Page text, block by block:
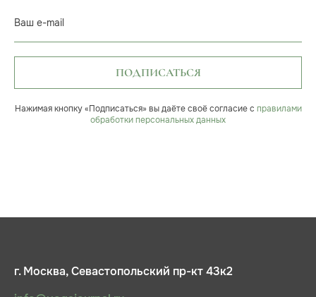
Ваш e-mail
ПОДПИСАТЬСЯ
Нажимая кнопку «Подписаться» вы даёте своё согласие с правилами
обработки персональных данных
г. Москва, Севастопольский пр-кт 43к2